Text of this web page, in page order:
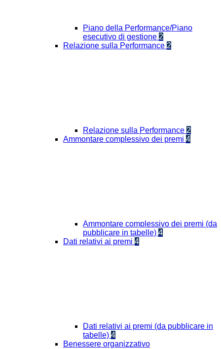
Piano della Performance/Piano
esecutivo di gestione 2
Relazione sulla Performance 2
Relazione sulla Performance 2
Ammontare complessivo dei premi 4
Ammontare complessivo dei premi (da
pubblicare in tabelle) 4
Dati relativi ai premi 4
Dati relativi ai premi (da pubblicare in
tabelle) 4
Benessere organizzativo